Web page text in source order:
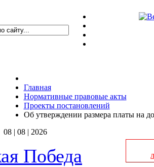
Главная
Нормативные правовые акты
Проекты постановлений
Об утверждении размера платы на
08 | 08 | 2026
Победа